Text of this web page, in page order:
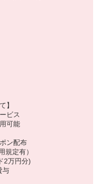
】
ビス
可能
ン配布
定有）
2万円分)
与